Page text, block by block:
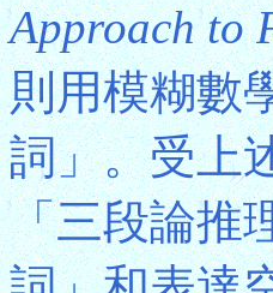
Approach to
則用模糊數
詞」。受上
「三段論推